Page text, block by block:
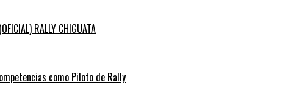
RALLY CHIGUATA
como Piloto de Rally